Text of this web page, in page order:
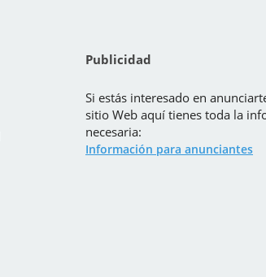
Publicidad
Si estás interesado en
sitio Web aquí tienes toda la
necesaria:
Información para anunciantes